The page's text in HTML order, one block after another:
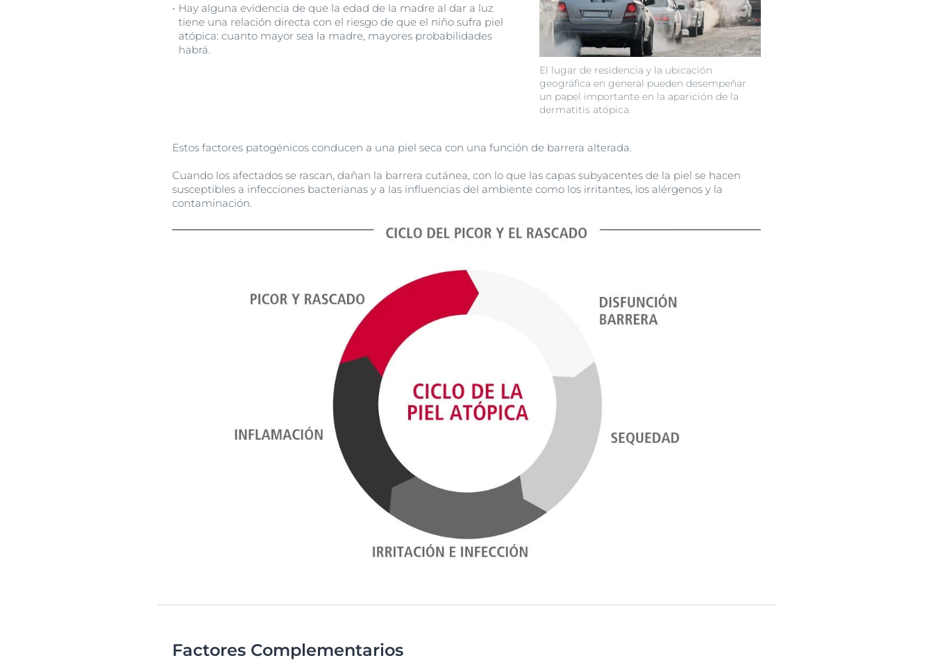
El lugar de residencia y la ubicación
geográfica en general pueden desempeñar
un papel importante en la aparición de la
dermatitis atópica.
Hay alguna evidencia de que la edad de la madre al dar a luz
tiene una relación directa con el riesgo de que el niño sufra piel
atópica: cuanto mayor sea la madre, mayores probabilidades
habrá.
Estos factores patogénicos conducen a una piel seca con una función de barrera alterada.
Cuando los afectados se rascan, dañan la barrera cutánea, con lo que las capas subyacentes de la piel se hacen
susceptibles a infecciones bacterianas y a las influencias del ambiente como los irritantes, los alérgenos y la
contaminación.
Factores Complementarios